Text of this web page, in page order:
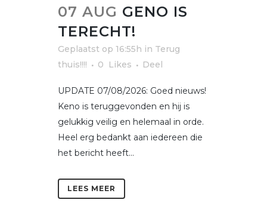
07 AUG GENO IS
TERECHT!
Geplaatst op 16:55h in Terug
thuis!!!!
0 Likes Deel
UPDATE 07/08/2026: Goed nieuws!
Keno is teruggevonden en hij is
gelukkig veilig en helemaal in orde.
Heel erg bedankt aan iedereen die
het bericht heeft...
LEES MEER